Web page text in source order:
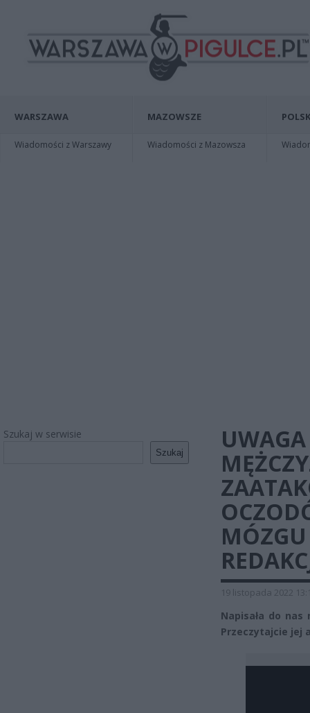
WARSZAWA
Wiadomości z Warszawy
MAZOWSZE
Wiadomości z Mazowsza
Szukaj w serwisie
Szukaj
19 listopada 2022
Napisała do
Przeczytajcie jej